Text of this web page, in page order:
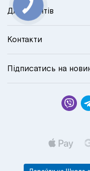
Для клієнтів
Контакти
Підписатись на